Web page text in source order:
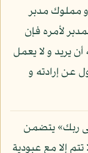
و مملوك مدبر
لأمره فإن
أن يريد و لا يعمل
عن إرادته و
ربك» يتضمن
إلا مع عبودية